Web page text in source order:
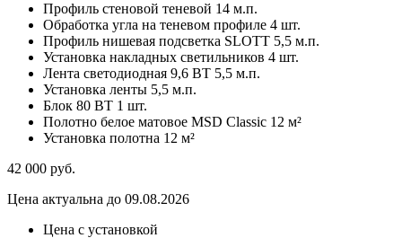
Профиль стеновой теневой 14 м.п.
Обработка угла на теневом профиле 4 шт.
Профиль нишевая подсветка SLOTT 5,5 м.п.
Установка накладных светильников 4 шт.
Лента светодиодная 9,6 ВТ 5,5 м.п.
Установка ленты 5,5 м.п.
Блок 80 ВТ 1 шт.
Полотно белое матовое MSD Classic 12 м²
Установка полотна 12 м²
42 000 руб.
Цена актуальна до 09.08.2026
Цена с установкой